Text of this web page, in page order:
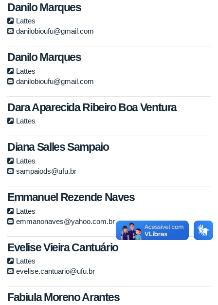
Danilo Marques
Lattes
danilobioufu@gmail.com
Danilo Marques
Lattes
danilobioufu@gmail.com
Dara Aparecida Ribeiro Boa Ventura
Lattes
Diana Salles Sampaio
Lattes
sampaiods@ufu.br
Emmanuel Rezende Naves
Lattes
emmanonaves@yahoo.com.br
Evelise Vieira Cantuário
Lattes
evelise.cantuario@ufu.br
Fabiula Moreno Arantes